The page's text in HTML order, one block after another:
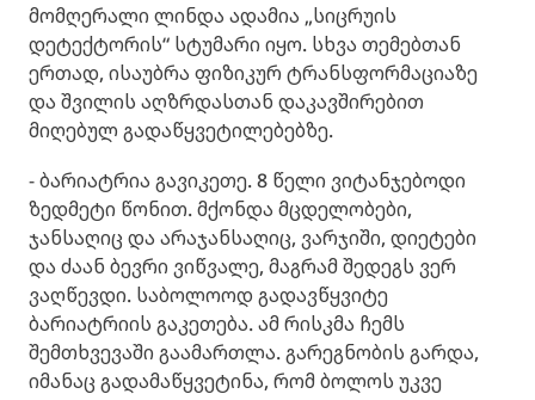
მომღერალი ლინდა ადამია „სიცრუის
დეტექტორის“ სტუმარი იყო. სხვა თემებთან
ერთად, ისაუბრა ფიზიკურ ტრანსფორმაციაზე
და შვილის აღზრდასთან დაკავშირებით
მიღებულ გადაწყვეტილებებზე.
- ბარიატრია გავიკეთე. 8 წელი ვიტანჯებოდი
ზედმეტი წონით. მქონდა მცდელობები,
ჯანსაღიც და არაჯანსაღიც, ვარჯიში, დიეტები
და ძაან ბევრი ვიწვალე, მაგრამ შედეგს ვერ
ვაღწევდი. საბოლოოდ გადავწყვიტე
ბარიატრიის გაკეთება. ამ რისკმა ჩემს
შემთხვევაში გაამართლა. გარეგნობის გარდა,
იმანაც გადამაწყვეტინა, რომ ბოლოს უკვე